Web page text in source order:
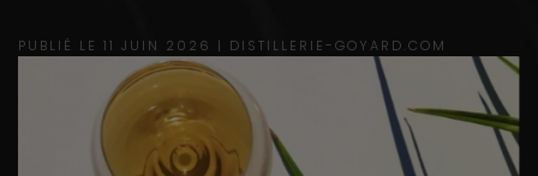
PUBLIÉ LE 11 JUIN 2026 | DISTILLERIE-GOYARD.COM